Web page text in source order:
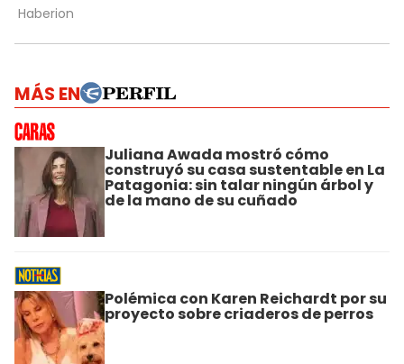
MÁS EN
Juliana Awada mostró cómo
construyó su casa sustentable en La
Patagonia: sin talar ningún árbol y
de la mano de su cuñado
Polémica con Karen Reichardt por su
proyecto sobre criaderos de perros